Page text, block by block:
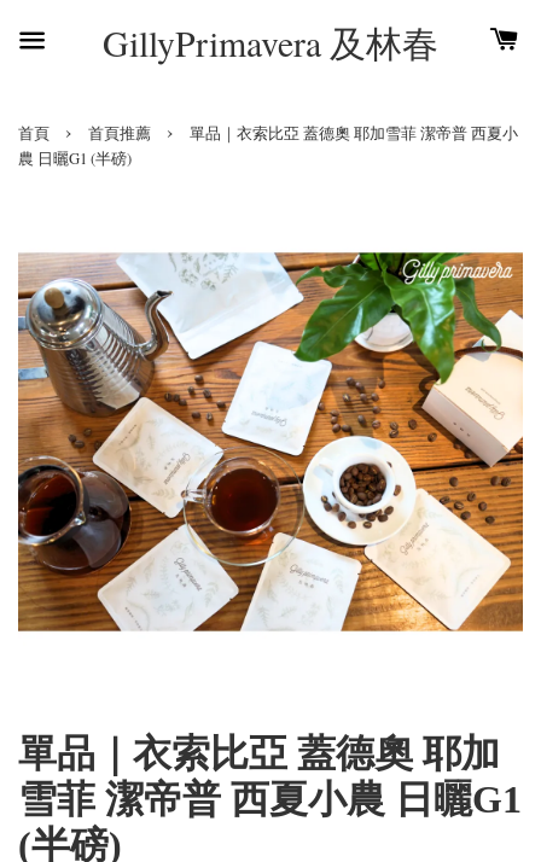
GillyPrimavera 及林春
首頁 › 首頁推薦 ›
單品｜衣索比亞 蓋德奧 耶加雪菲 潔帝普 西夏小
農 日曬G1 (半磅)
單品｜衣索比亞 蓋德奧 耶加
雪菲 潔帝普 西夏小農 日曬G1
(半磅)